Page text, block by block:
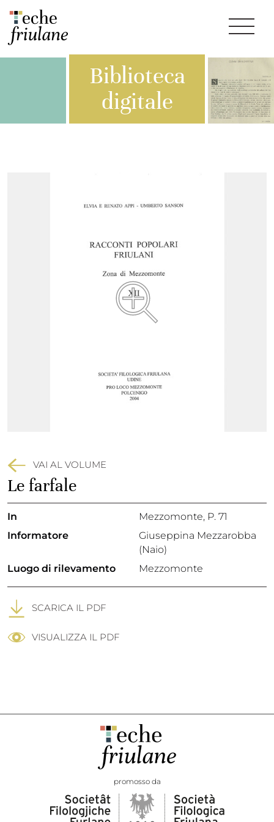
Biblioteca
digitale
VAI AL VOLUME
Le farfale
In Mezzomonte, P. 71
Informatore
Giuseppina Mezzarobba
(Naio)
Luogo di rilevamento
Mezzomonte
SCARICA IL PDF
VISUALIZZA IL PDF
promosso da